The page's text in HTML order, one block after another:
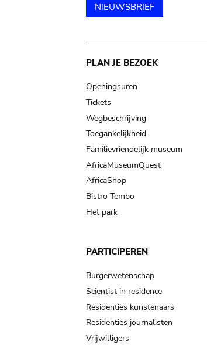
NIEUWSBRIEF
Main
navigation
PLAN JE BEZOEK
Openingsuren
Tickets
Wegbeschrijving
Toegankelijkheid
Familievriendelijk museum
AfricaMuseumQuest
AfricaShop
Bistro Tembo
Het park
PARTICIPEREN
Burgerwetenschap
Scientist in residence
Residenties kunstenaars
Residenties journalisten
Vrijwilligers